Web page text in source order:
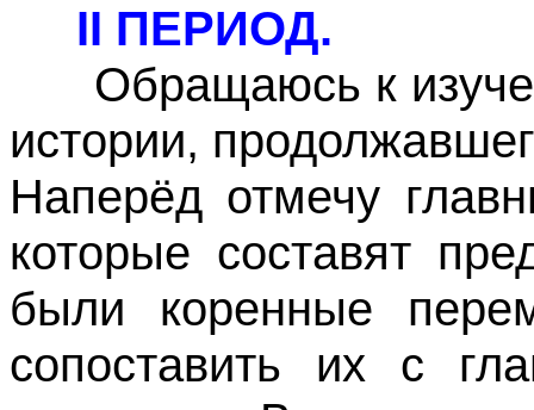
II ПЕРИОД.
Обращаюсь к
истории,
Наперёд отмечу
которые составят
были коренные
сопоставить их с